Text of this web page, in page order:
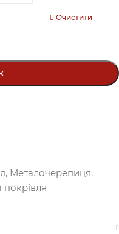
Очистити
, Металочерепиця,